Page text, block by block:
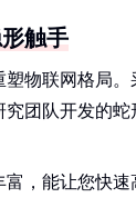
触手
物联网格局
团队开发的
，能让您快